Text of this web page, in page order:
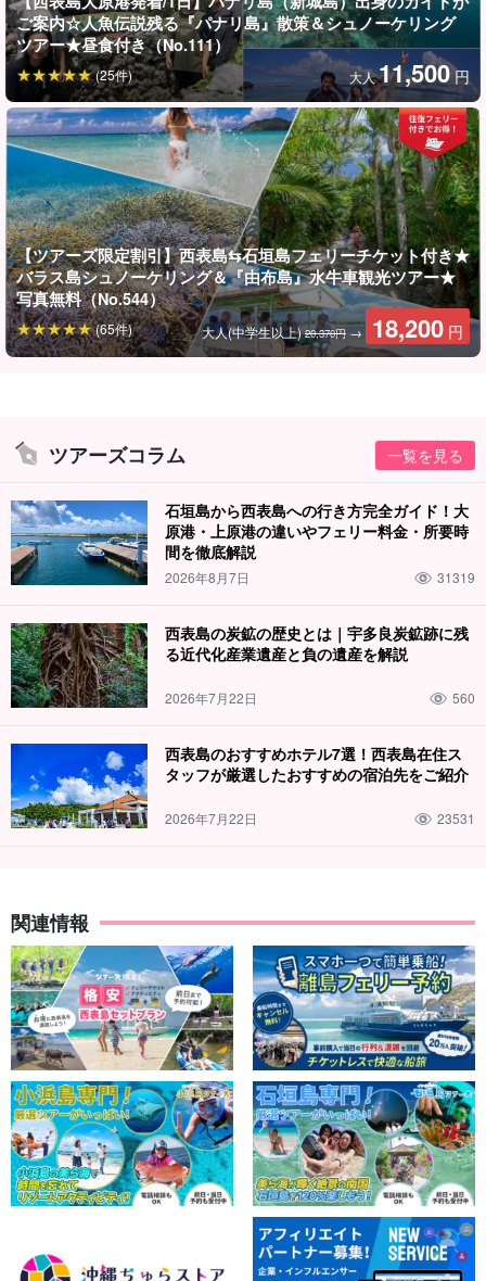
ドラマ『瑠璃の島』の舞台 にもなった鳩間島は観光地化がほとん
ど進んでおらず、人口は40名ほど、手つかずのサンゴ礁と昔なが
らの沖縄の文化が残るのどかな島です。
時間の流れに身を任せ、小さな島をのんびりと散歩しながら、自
然と歴史の魅力を感じてみてください！
⬇︎午後半日コースもおすすめ☆
11,000円
ご案内☆人魚伝説残る『パナリ島』散策＆シュノーケリング
ツアー★昼食付き（No.111）
大人11,500 円
(25件)
【ツアーズ限定割引】西表島⇆石垣島フェリーチケット付き★
バラス島シュノーケリング＆『由布島』水牛車観光ツアー★
写真無料（No.544）
大人(中学生以上)20,370円 → 18,200 円
(65件)
ツアーズコラム 一覧を見る
石垣島から西表島への行き方完全ガイド！大
原港・上原港の違いやフェリー料金・所要時
間を徹底解説
2026年8月7日 31319
西表島の炭鉱の歴史とは｜宇多良炭鉱跡に残
る近代化産業遺産と負の遺産を解説
2026年7月22日 560
西表島のおすすめホテル7選！西表島在住ス
タッフが厳選したおすすめの宿泊先をご紹介
2026年7月22日 23531
関連情報